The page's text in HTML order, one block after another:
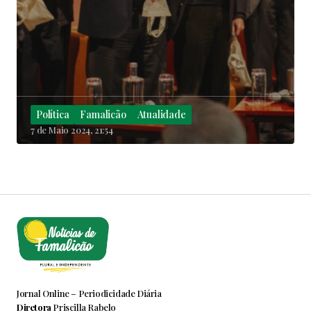
Política Famalicão Atualidade
7 de Maio 2024, 21:54
Jornal Online – Periodicidade Diária
Diretora Priscilla Rabelo